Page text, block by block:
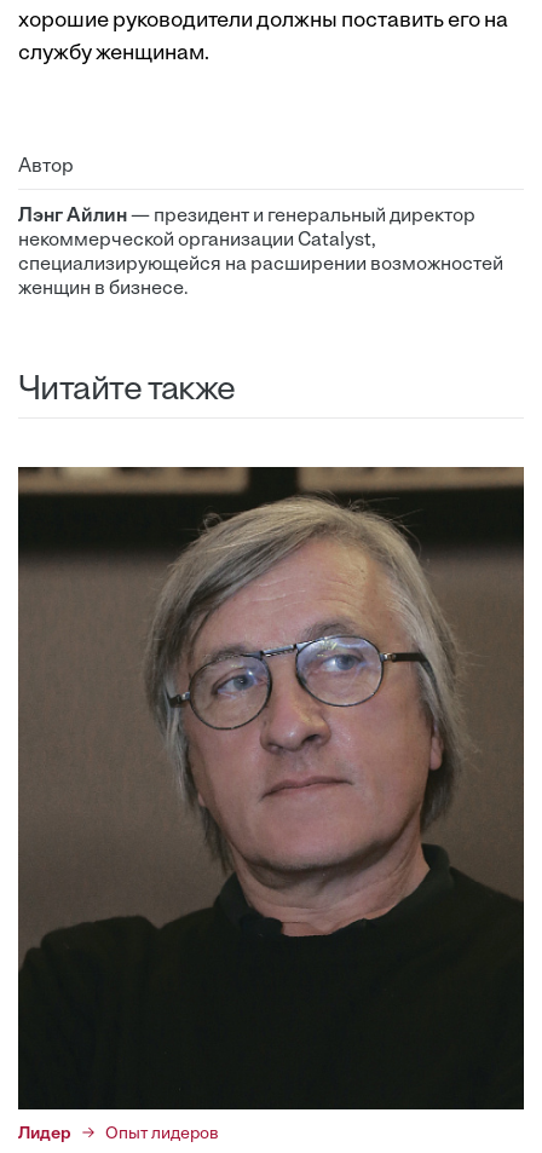
хорошие руководители должны поставить его на
службу женщинам.
Автор
Лэнг Айлин— президент и генеральный директор
некоммерческой организации Catalyst,
специализирующейся на расширении возможностей
женщин в бизнесе.
Читайте также
Лидер Опыт лидеров